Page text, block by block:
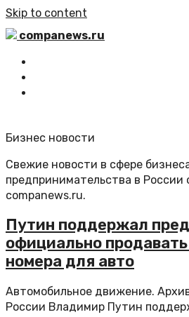
Skip to content
companews.ru
Бизнес новости
Свежие новости в сфере
предпринимательства в России
companews.ru.
Путин поддержал
официально
номера для авто
Автомобильное движение.
России Владимир Путин